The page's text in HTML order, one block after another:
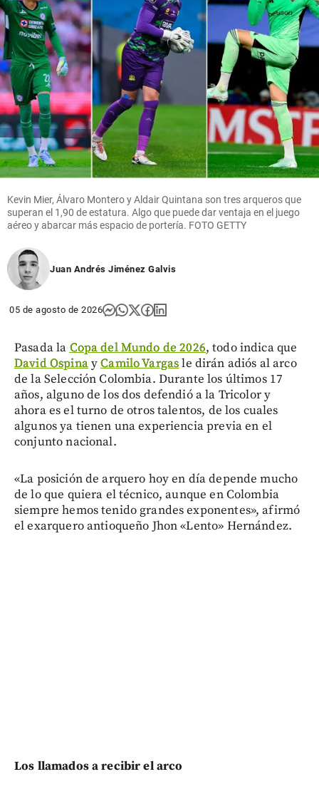
Kevin Mier, Álvaro Montero y Aldair Quintana son tres arqueros que
superan el 1,90 de estatura. Algo que puede dar ventaja en el juego
aéreo y abarcar más espacio de portería. FOTO GETTY
Juan Andrés Jiménez Galvis
05 de agosto de 2026
Pasada la Copa del Mundo de 2026, todo indica que
David OspinayCamilo Vargasle dirán adiós al arco
de la Selección Colombia. Durante los últimos 17
años, alguno de los dos defendió a la Tricolor y
ahora es el turno de otros talentos, de los cuales
algunos ya tienen una experiencia previa en el
conjunto nacional.
«La posición de arquero hoy en día depende mucho
de lo que quiera el técnico, aunque en Colombia
siempre hemos tenido grandes exponentes», afirmó
el exarquero antioqueño Jhon «Lento» Hernández.
Los llamados a recibir el arco